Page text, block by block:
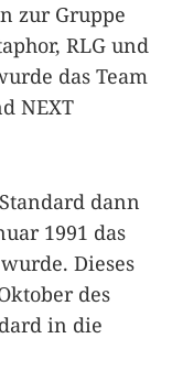
zur Gruppe
RLG und
das Team
NEXT
dann
1991 das
Dieses
des
in die